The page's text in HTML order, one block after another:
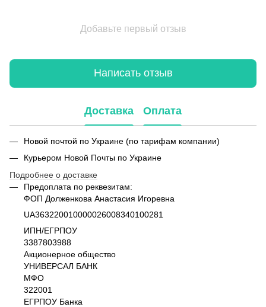
Добавьте первый отзыв
Написать отзыв
Доставка Оплата
Новой почтой по Украине (по тарифам компании)
Курьером Новой Почты по Украине
Подробнее о доставке
Предоплата по реквезитам:
ФОП Долженкова Анастасия Игоревна
UA363220010000026008340100281
ИПН/ЕГРПОУ
3387803988
Акционерное общество
УНИВЕРСАЛ БАНК
МФО
322001
ЕГРПОУ Банка